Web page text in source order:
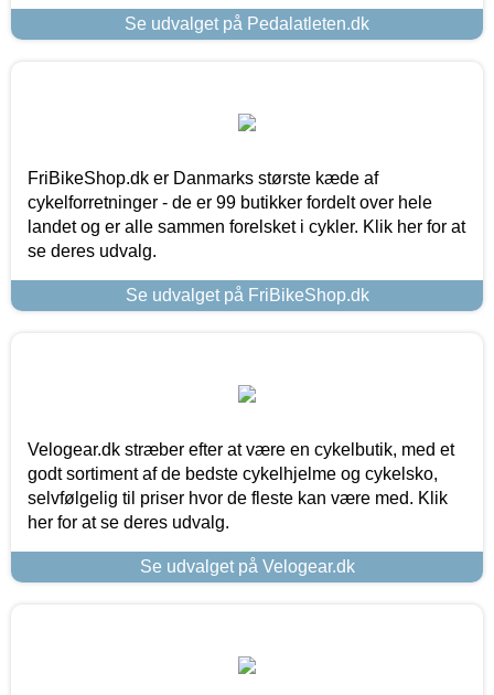
Se udvalget på Pedalatleten.dk
FriBikeShop.dk er Danmarks største kæde af
cykelforretninger - de er 99 butikker fordelt over hele
landet og er alle sammen forelsket i cykler. Klik her for at
se deres udvalg.
Se udvalget på FriBikeShop.dk
Velogear.dk stræber efter at være en cykelbutik, med et
godt sortiment af de bedste cykelhjelme og cykelsko,
selvfølgelig til priser hvor de fleste kan være med. Klik
her for at se deres udvalg.
Se udvalget på Velogear.dk